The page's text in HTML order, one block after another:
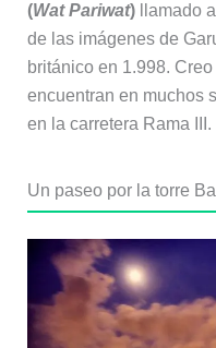
(Wat Pariwat)llamado
de las imágenes de
británico en 1.998.
encuentran en muchos
en la carretera Rama III.
Un paseo por la torre